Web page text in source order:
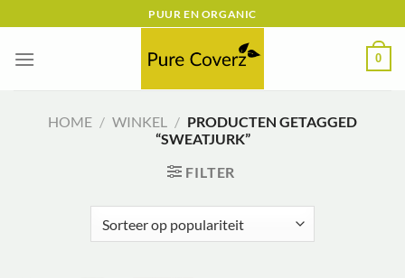
naar
inhoud
PUUR EN ORGANIC
0
HOME / WINKEL / PRODUCTEN GETAGGED
“SWEATJURK”
FILTER